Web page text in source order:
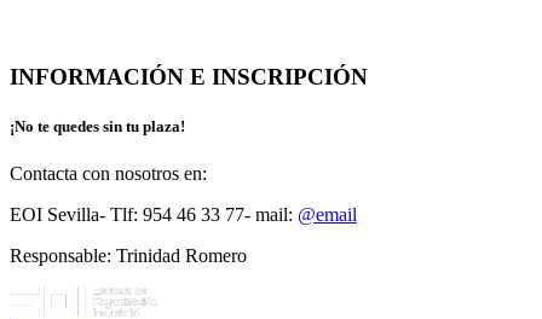
INFORMACIÓN E INSCRIPCIÓN
¡No te quedes sin tu plaza!
Contacta con nosotros en:
EOI Sevilla- Tlf: 954 46 33 77- mail: @email
Responsable: Trinidad Romero